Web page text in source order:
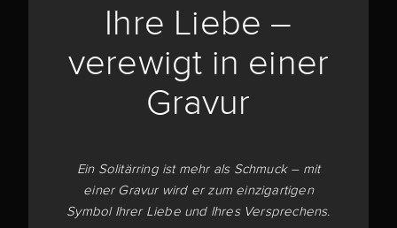
Ihre Liebe –
verewigt in einer
Gravur
Ein Solitärring ist mehr als Schmuck – mit
einer Gravur wird er zum einzigartigen
Symbol Ihrer Liebe und Ihres Versprechens.